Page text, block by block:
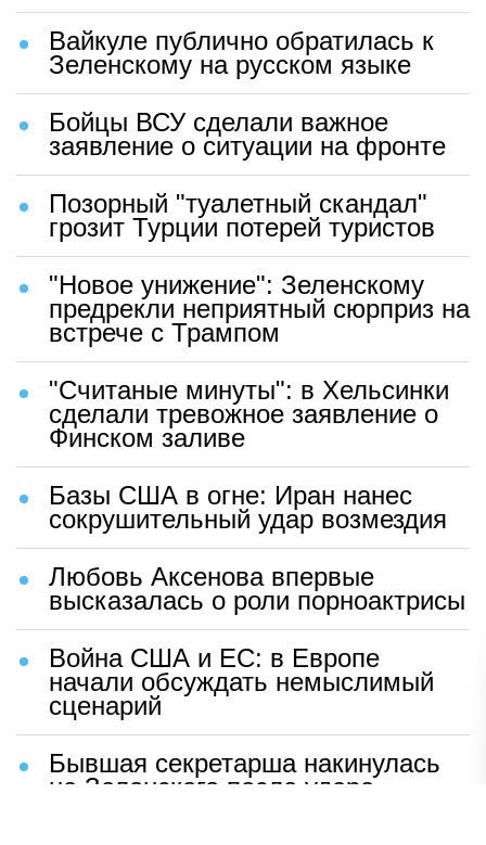
Вайкуле публично обратилась к
Зеленскому на русском языке
Бойцы ВСУ сделали важное
заявление о ситуации на фронте
Позорный "туалетный скандал"
грозит Турции потерей туристов
"Новое унижение": Зеленскому
предрекли неприятный сюрприз на
встрече с Трампом
"Считаные минуты": в Хельсинки
сделали тревожное заявление о
Финском заливе
Базы США в огне: Иран нанес
сокрушительный удар возмездия
Любовь Аксенова впервые
высказалась о роли порноактрисы
Война США и ЕС: в Европе
начали обсуждать немыслимый
сценарий
Бывшая секретарша накинулась
на Зеленского после удара